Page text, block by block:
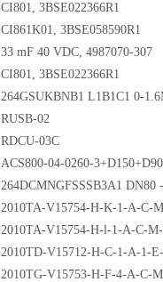
CI801, 3BSE022366R1
CI861K01, 3BSE058590R1
33 mF 40 VDC, 4987070-307
CI801, 3BSE022366R1
264GSUKBNB1 L1B1C1 0-
RUSB-02
RDCU-03C
ACS800-04-0260-
264DCMNGFSSSB3A1 DN80
2010TA-V15754-H-K-1-A-C-
2010TA-V15754-H-l-1-A-C-
2010TD-V15712-H-C-1-A-1-
2010TG-V15753-H-F-4-A-C-